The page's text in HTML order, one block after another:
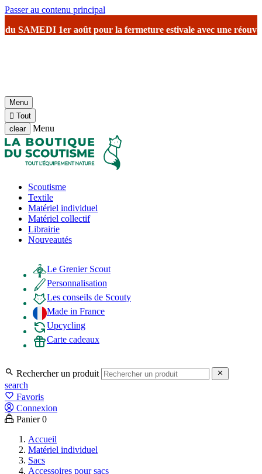
Passer au contenu principal
1er août pour la fermeture estivaleavec une réouverture
Menu
 Tout
clear
Menu
Scoutisme
Textile
Matériel individuel
Matériel collectif
Librairie
Nouveautés
Le Grenier Scout
Personnalisation
Les conseils de Scouty
Made in France
Upcycling
Carte cadeaux
 Rechercher un produit 
search
favorite_border Favoris
Connexion
Panier 0
Accueil
Matériel individuel
Sacs
Accessoires pour sacs